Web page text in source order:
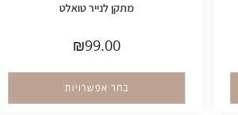
מתקן לנייר טואלט
₪99.00
בחר אפשרויות